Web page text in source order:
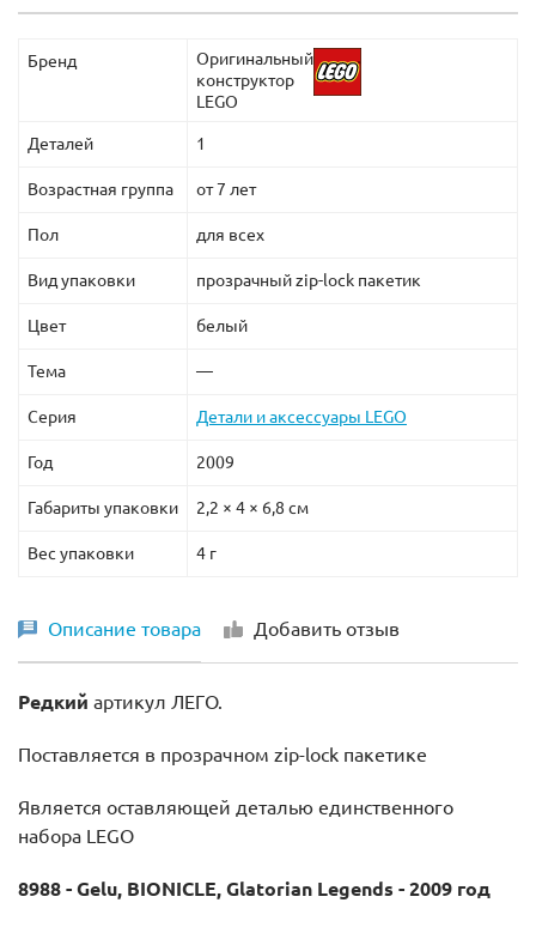
Бренд
Оригинальный
конструктор
LEGO
Деталей 1
Возрастная группа от 7 лет
Пол для всех
Вид упаковки прозрачный zip-lock пакетик
Цвет белый
Тема —
Серия Детали и аксессуары LEGO
Год 2009
Габариты упаковки 2,2 × 4 × 6,8 см
Вес упаковки 4 г
Описание товара Добавить отзыв
Редкий артикул ЛЕГО.
Поставляется в прозрачном zip-lock пакетике
Является оставляющей деталью единственного
набора LEGO
8988 - Gelu, BIONICLE, Glatorian Legends - 2009 год